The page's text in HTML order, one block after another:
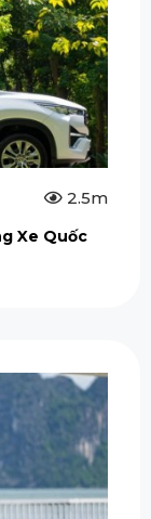
2.5m
Xe Quốc